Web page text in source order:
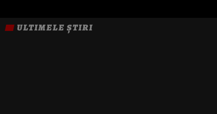
ULTIMELE ȘTIRI